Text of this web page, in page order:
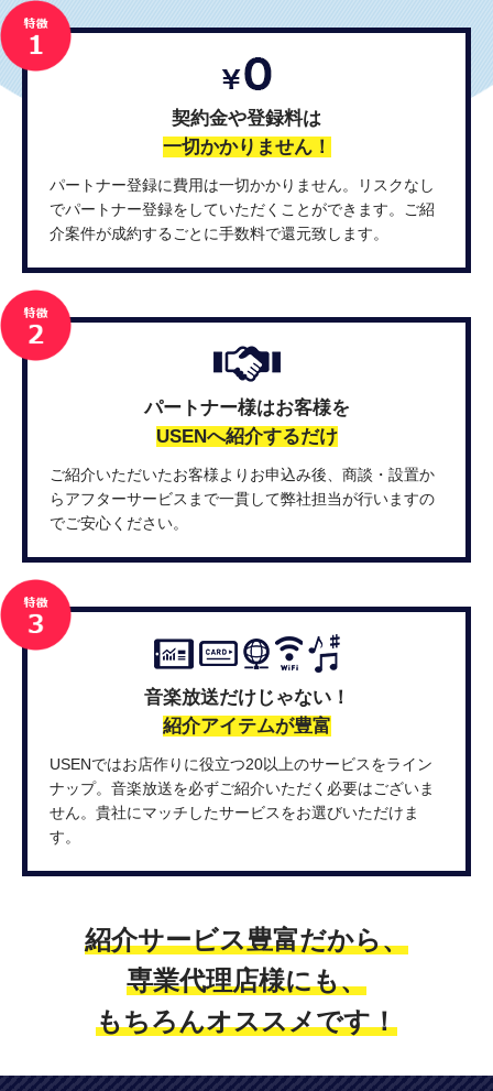
契約金や登録料は
一切かかりません！
パートナー登録に費用は一切かかりません。リスクなし
でパートナー登録をしていただくことができます。ご紹
介案件が成約するごとに手数料で還元致します。
パートナー様はお客様を
USENへ紹介するだけ
ご紹介いただいたお客様よりお申込み後、商談・設置か
らアフターサービスまで一貫して弊社担当が行いますの
でご安心ください。
音楽放送だけじゃない！
紹介アイテムが豊富
USENではお店作りに役立つ20以上のサービスをライン
ナップ。音楽放送を必ずご紹介いただく必要はございま
せん。貴社にマッチしたサービスをお選びいただけま
す。
紹介サービス豊富だから、
専業代理店様にも、
もちろんオススメです！